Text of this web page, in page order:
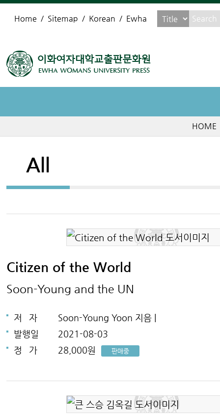
Home Sitemap Korean Ewha
HOME
All
Citizen of the World
Soon-Young and the UN
저 자
Soon-Young Yoon 지음 |
발행일
2021-08-03
정
가 28,000원 판매중